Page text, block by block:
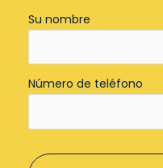
Su nombre
Número de teléfono